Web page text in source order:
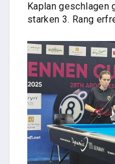
Kaplan geschlagen
starken 3. Rang